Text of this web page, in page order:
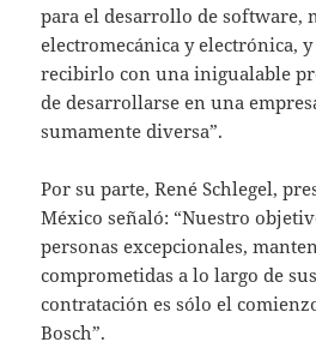
para el desarrollo de software,
electromecánica y electrónica,
recibirlo con una inigualable
de desarrollarse en una
sumamente diversa”.
Por su parte, René Schlegel,
México señaló: “Nuestro
personas excepcionales,
comprometidas a lo largo de
contratación es sólo el
Bosch”.